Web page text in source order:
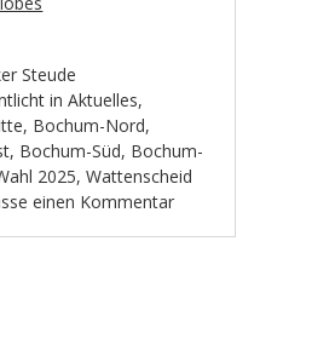
Steude
inAktuelles,
, Bochum-Nord,
, Bochum-Süd, Bochum-
2025,Wattenscheid
einen Kommentar